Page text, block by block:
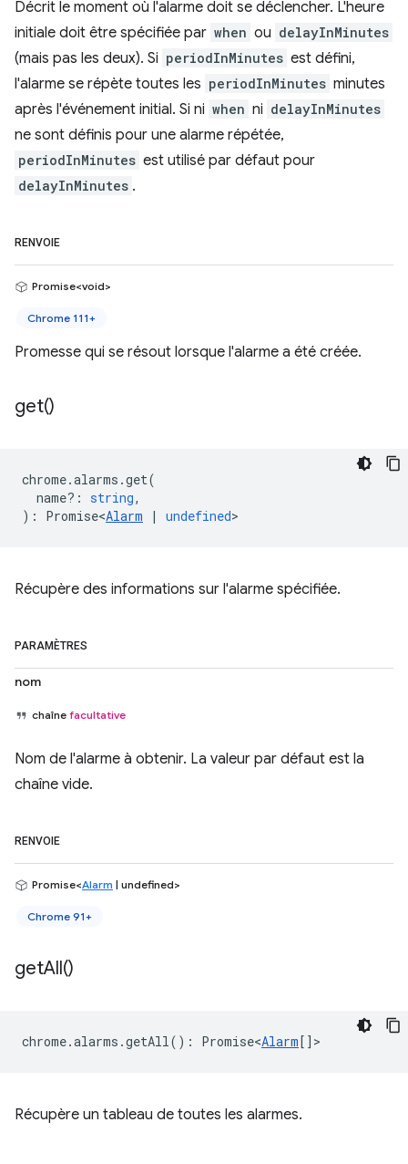
Décrit le moment où l'alarme doit se déclencher. L'heure
initiale doit être spécifiée par when ou delayInMinutes
(mais pas les deux). Si periodInMinutes est défini,
l'alarme se répète toutes les periodInMinutes minutes
après l'événement initial. Si ni when ni delayInMinutes
ne sont définis pour une alarme répétée,
periodInMinutes est utilisé par défaut pour
delayInMinutes .
RENVOIE
Promise<void>
Chrome 111+
Promesse qui se résout lorsque l'alarme a été créée.
get()
chrome.alarms .get(
name? : string,
) : Promise<Alarm | undefined>
Récupère des informations sur l'alarme spécifiée.
PARAMÈTRES
nom
chaîne facultative
Nom de l'alarme à obtenir. La valeur par défaut est la
chaîne vide.
RENVOIE
Promise<Alarm | undefined>
Chrome 91+
getAll()
chrome.alarms .getAll() : Promise<Alarm[] >
Récupère un tableau de toutes les alarmes.